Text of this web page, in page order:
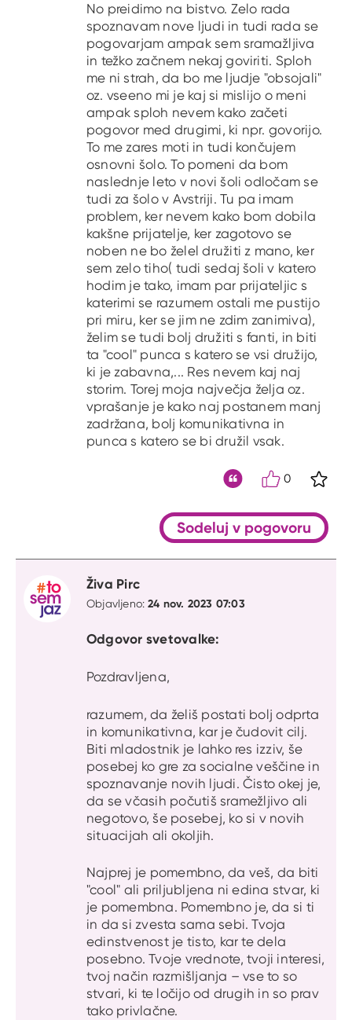
No preidimo na bistvo. Zelo rada
spoznavam nove ljudi in tudi rada se
pogovarjam ampak sem sramažljiva
in težko začnem nekaj goviriti. Sploh
me ni strah, da bo me ljudje "obsojali"
oz. vseeno mi je kaj si mislijo o meni
ampak sploh nevem kako začeti
pogovor med drugimi, ki npr. govorijo.
To me zares moti in tudi končujem
osnovni šolo. To pomeni da bom
naslednje leto v novi šoli odločam se
tudi za šolo v Avstriji. Tu pa imam
problem, ker nevem kako bom dobila
kakšne prijatelje, ker zagotovo se
noben ne bo želel družiti z mano, ker
sem zelo tiho( tudi sedaj šoli v katero
hodim je tako, imam par prijateljic s
katerimi se razumem ostali me pustijo
pri miru, ker se jim ne zdim zanimiva),
želim se tudi bolj družiti s fanti, in biti
ta "cool" punca s katero se vsi družijo,
ki je zabavna,... Res nevem kaj naj
storim. Torej moja največja želja oz.
vprašanje je kako naj postanem manj
zadržana, bolj komunikativna in
punca s katero se bi družil vsak.
0
Sodeluj v pogovoru
Živa Pirc
Objavljeno:24 nov. 2023 07:03
Odgovor svetovalke:
Pozdravljena,
razumem, da želiš postati bolj odprta
in komunikativna, kar je čudovit cilj.
Biti mladostnik je lahko res izziv, še
posebej ko gre za socialne veščine in
spoznavanje novih ljudi. Čisto okej je,
da se včasih počutiš sramežljivo ali
negotovo, še posebej, ko si v novih
situacijah ali okoljih.
Najprej je pomembno, da veš, da biti
"cool" ali priljubljena ni edina stvar, ki
je pomembna. Pomembno je, da si ti
in da si zvesta sama sebi. Tvoja
edinstvenost je tisto, kar te dela
posebno. Tvoje vrednote, tvoji interesi,
tvoj način razmišljanja – vse to so
stvari, ki te ločijo od drugih in so prav
tako privlačne.